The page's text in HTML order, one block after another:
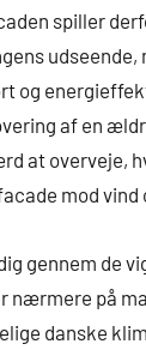
spiller
udseende,
og
af en
at overveje,
mod vind
gennem de
nærmere på
danske